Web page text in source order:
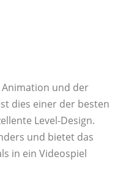
und der
dies einer der besten
Level-Design.
und bietet das
in ein Videospiel